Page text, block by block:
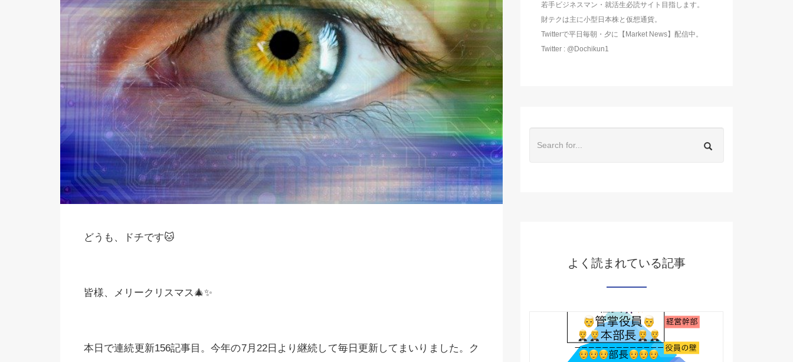
どうも、ドチです🐱
皆様、メリークリスマス🎄✨
本日で連続更新156記事目。今年の7月22日より継続して毎日更新してまいりました。ク
若手ビジネスマン・就活生必読サイト目指します。
財テクは主に小型日本株と仮想通貨。
Twitterで平日毎朝・夕に【Market News】配信中。
Twitter : @Dochikun1
よく読まれている記事